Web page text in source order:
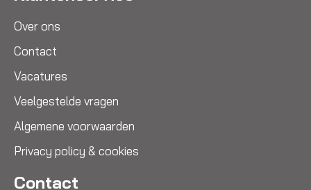
Over ons
Contact
Vacatures
Veelgestelde vragen
Algemene voorwaarden
Privacy policy & cookies
Contact